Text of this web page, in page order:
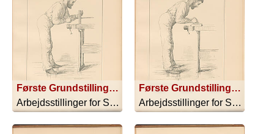
Første Grundstilling. Normal Stilling til Gjennembrydning Stiksav XI A
Arbejdsstillinger for Sløjdskoler - 1896
Første Grundstilling. Normal Stilling til Afpudsning Sandpapir XI A
Arbejdsstillinger for Sløjdskoler - 1896